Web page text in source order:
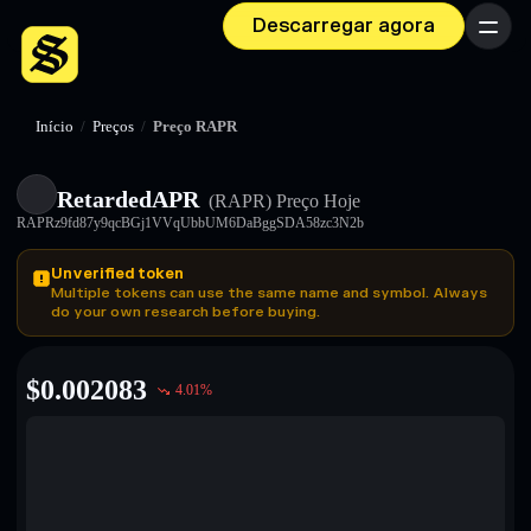
Descarregar agora Menu
Início / Preços / Preço RAPR
RetardedAPR (RAPR) Preço Hoje
RAPRz9fd87y9qcBGj1VVqUbbUM6DaBggSDA58zc3N2b
Unverified token
Multiple tokens can use the same name and symbol. Always
do your own research before buying.
$0.002083 4.01%